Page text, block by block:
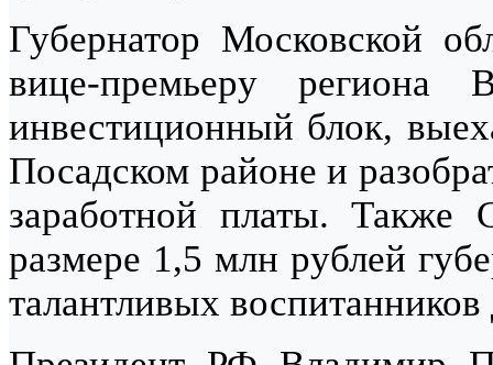
Губернатор Московской
вице-премьеру региона
инвестиционный блок,
Посадском районе и
заработной платы.
размере 1,5 млн рублей
талантливых